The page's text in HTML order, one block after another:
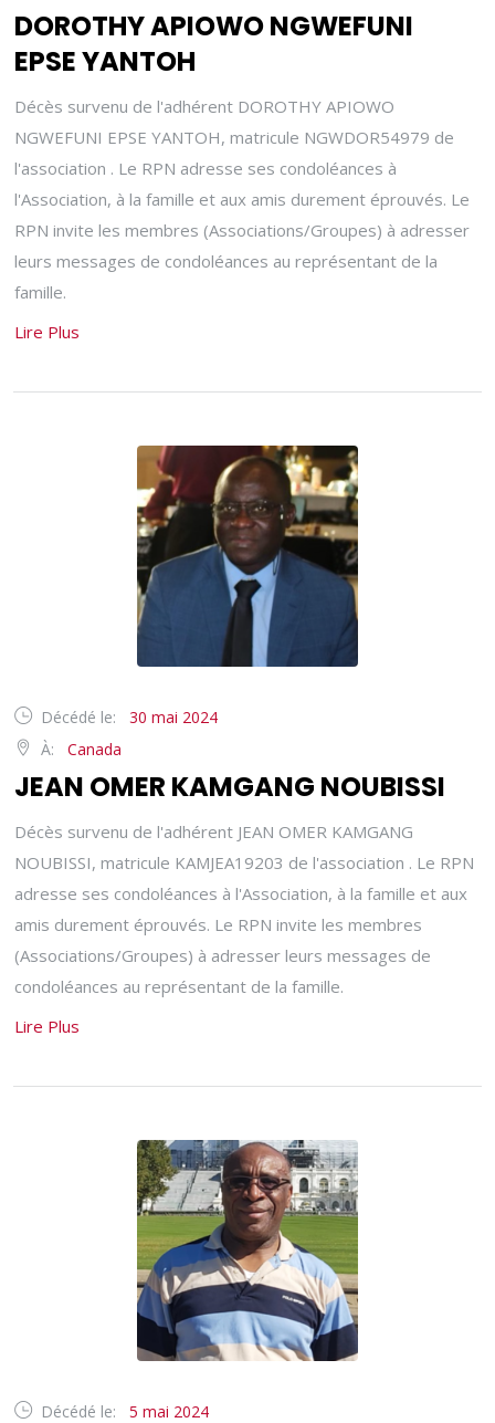
DOROTHY APIOWO NGWEFUNI
EPSE YANTOH
Décès survenu de l'adhérent DOROTHY APIOWO
NGWEFUNI EPSE YANTOH, matricule NGWDOR54979 de
l'association . Le RPN adresse ses condoléances à
l'Association, à la famille et aux amis durement éprouvés. Le
RPN invite les membres (Associations/Groupes) à adresser
leurs messages de condoléances au représentant de la
famille.
Lire Plus
Décédé le:
30 mai 2024
À:
Canada
JEAN OMER KAMGANG NOUBISSI
Décès survenu de l'adhérent JEAN OMER KAMGANG
NOUBISSI, matricule KAMJEA19203 de l'association . Le RPN
adresse ses condoléances à l'Association, à la famille et aux
amis durement éprouvés. Le RPN invite les membres
(Associations/Groupes) à adresser leurs messages de
condoléances au représentant de la famille.
Lire Plus
Décédé le:
5 mai 2024